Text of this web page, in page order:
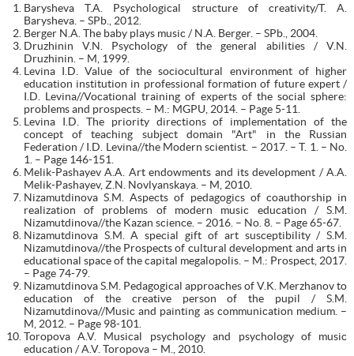
Barysheva T.A. Psychological structure of creativity/T. A.
Barysheva. – SPb., 2012.
Berger N.A. The baby plays music / N.A. Berger. – SPb., 2004.
Druzhinin V.N. Psychology of the general abilities / V.N.
Druzhinin. – M, 1999.
Levina I.D. Value of the sociocultural environment of higher
education institution in professional formation of future expert /
I.D. Levina//Vocational training of experts of the social sphere:
problems and prospects. – M.: MGPU, 2014. – Page 5-11.
Levina I.D. The priority directions of implementation of the
concept of teaching subject domain "Art" in the Russian
Federation / I.D. Levina//the Modern scientist. – 2017. – T. 1. – No.
1. – Page 146-151.
Melik-Pashayev A.A. Art endowments and its development / A.A.
Melik-Pashayev, Z.N. Novlyanskaya. – M, 2010.
Nizamutdinova S.M. Aspects of pedagogics of coauthorship in
realization of problems of modern music education / S.M.
Nizamutdinova//the Kazan science. – 2016. – No. 8. – Page 65-67.
Nizamutdinova S.M. A special gift of art susceptibility / S.M.
Nizamutdinova//the Prospects of cultural development and arts in
educational space of the capital megalopolis. – M.: Prospect, 2017.
– Page 74-79.
Nizamutdinova S.M. Pedagogical approaches of V.K. Merzhanov to
education of the creative person of the pupil / S.M.
Nizamutdinova//Music and painting as communication medium. –
M, 2012. – Page 98-101.
Toropova A.V. Musical psychology and psychology of music
education / A.V. Toropova – M., 2010.